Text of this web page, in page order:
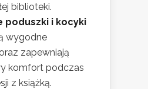
biblioteki.
poduszki i kocyki
wygodne
zapewniają
komfort podczas
z książką.